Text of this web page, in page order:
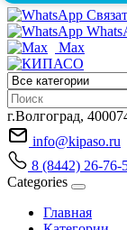
Max
г.Волгоград,
info@kipaso.ru
8 (8442) 26-76-
Categories
Главная